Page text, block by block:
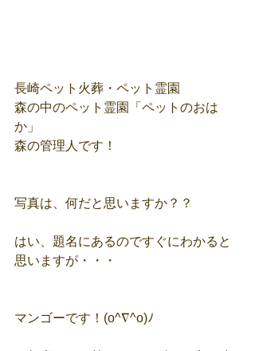
長崎ペット火葬・ペット霊園
森の中のペット霊園「ペットのおは
か」
森の管理人です！
写真は、何だと思いますか？？
はい、題名にあるのですぐにわかると
思いますが・・・
マンゴーです！(o^∇^o)ﾉ